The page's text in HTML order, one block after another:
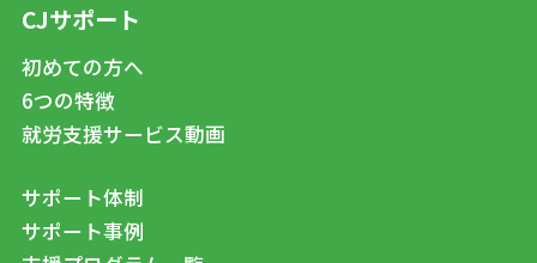
CJサポート
初めての方へ
6つの特徴
就労支援サービス動画
サポート体制
サポート事例